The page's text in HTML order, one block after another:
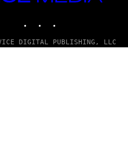
DIGITAL PUBLISHING, LLC